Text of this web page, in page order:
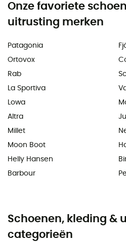
Onze favoriete
uitrusting merken
Patagonia
Ortovox
Rab
La Sportiva
Lowa
Altra
Millet
Moon Boot
Helly Hansen
Barbour
Schoenen, kleding &
categorieën